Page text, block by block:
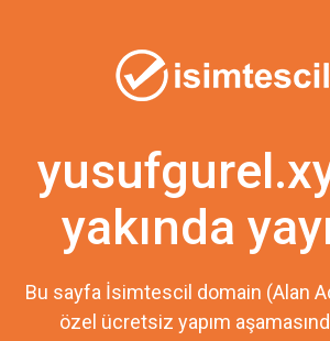
yakında
Bu sayfa İsimtescil domain (Alan
özel ücretsiz yapım